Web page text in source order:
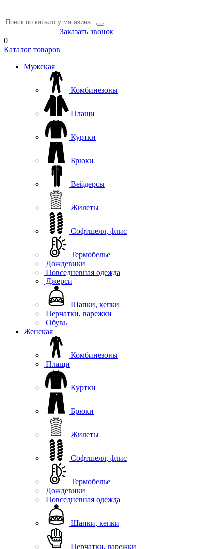
Заказать звонок
0
Каталог товаров
Мужская
Комбинезоны
Плащи
Куртки
Брюки
Вейдерсы
Жилеты
Софтшелл, флис
Термобелье
Дождевики
Повседневная одежда
Джерси
Шапки, кепки
Перчатки, варежки
Обувь
Женская
Комбинезоны
Плащи
Куртки
Брюки
Жилеты
Софтшелл, флис
Термобелье
Дождевики
Повседневная одежда
Шапки, кепки
Перчатки, варежки